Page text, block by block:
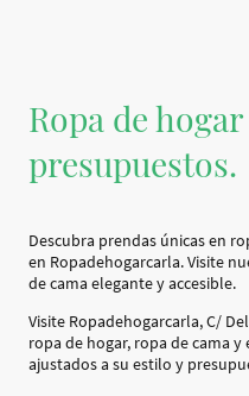
Ropa de
presupuestos.
Descubra prendas únicas en
en Ropadehogarcarla. Visite
de cama elegante y accesible.
Visite Ropadehogarcarla, C/
ropa de hogar, ropa de cama
ajustados a su estilo y